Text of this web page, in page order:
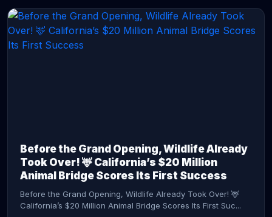
Before the Grand Opening, Wildlife Already
Took Over! 🦌 California’s $20 Million
Animal Bridge Scores Its First Success
Before the Grand Opening, Wildlife Already Took Over! 🦌
California’s $20 Million Animal Bridge Scores Its First Suc...